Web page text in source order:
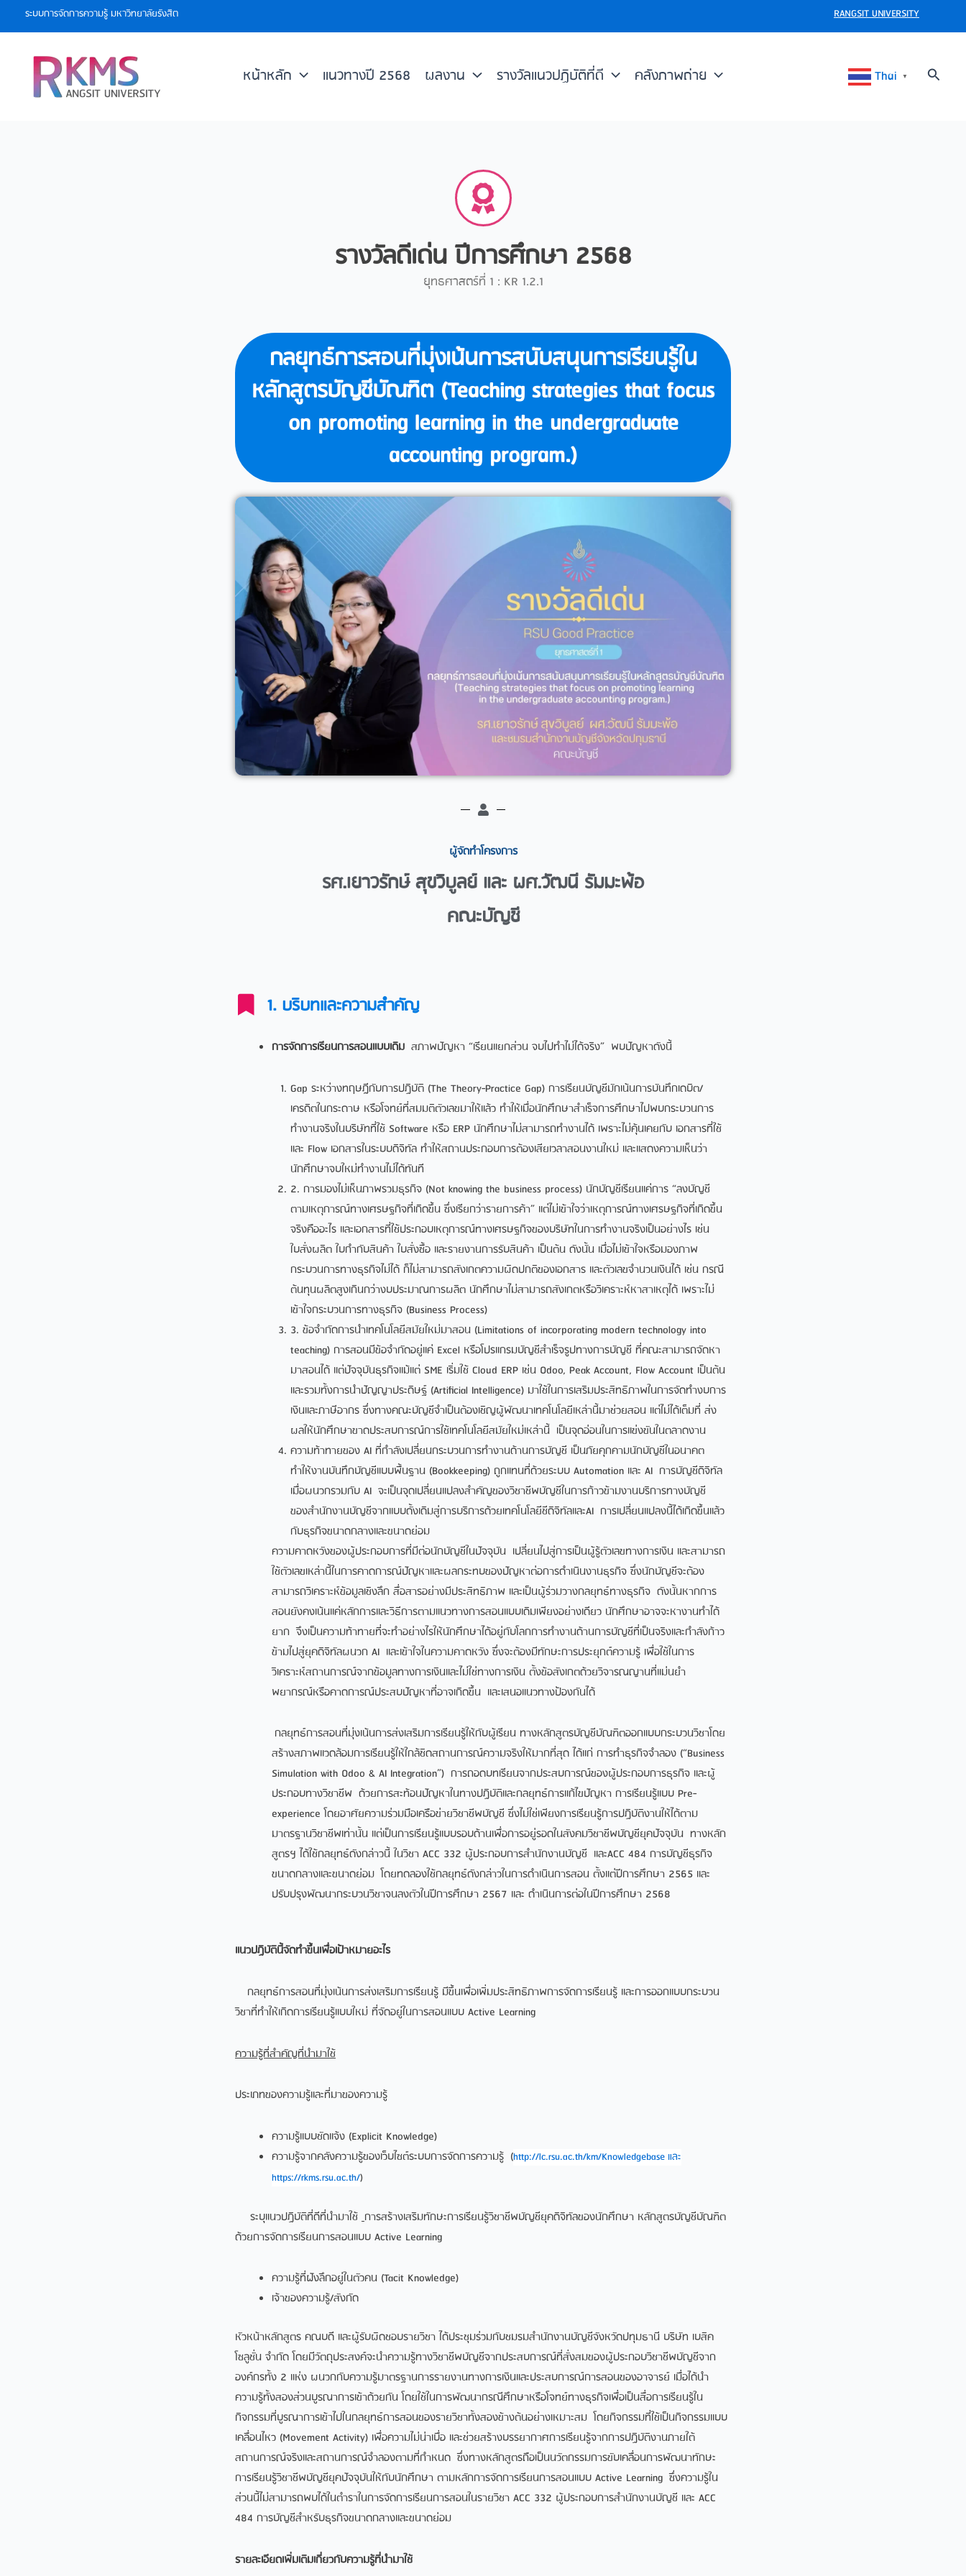
to
ระบบการจัดการความรู้ มหาวิทยาลัยรังสิต RANGSIT UNIVERSITY
หน้าหลัก แนวทางปี 2568 ผลงาน รางวัลแนวปฏิบัติที่ดี คลังภาพถ่าย Thai ▼ Search
รางวัลดีเด่น ปีการศึกษา 2568
ยุทธศาสตร์ที่ 1 : KR 1.2.1
กลยุทธ์การสอนที่มุ่งเน้นการสนับสนุนการเรียนรู้ใน
หลักสูตรบัญชีบัณฑิต (Teaching strategies that focus
on promoting learning in the undergraduate
accounting program.)
ผู้จัดทำโครงการ​
รศ.เยาวรักษ์ สุขวิบูลย์ และ ผศ.วัฒนี รัมมะพ้อ
คณะบัญชี
1. บริบทและความสำคัญ
การจัดการเรียนการสอนแบบเดิม สภาพปัญหา “เรียนแยกส่วน จบไปทำไม่ได้จริง” พบปัญหาดังนี้
Gap ระหว่างทฤษฎีกับการปฏิบัติ (The Theory-Practice Gap) การเรียนบัญชีมักเน้นการบันทึกเดบิต/
เครดิตในกระดาษ หรือโจทย์ที่สมมติตัวเลขมาให้แล้ว ทำให้เมื่อนักศึกษาสำเร็จการศึกษาไปพบกระบวนการ
ทำงานจริงในบริษัทที่ใช้ Software หรือ ERP นักศึกษาไม่สามารถทำงานได้ เพราะไม่คุ้นเคยกับ เอกสารที่ใช้
และ Flow เอกสารในระบบดิจิทัล ทำให้สถานประกอบการต้องเสียเวลาสอนงานใหม่ และแสดงความเห็นว่า
นักศึกษาจบใหม่ทำงานไม่ได้ทันที
2. การมองไม่เห็นภาพรวมธุรกิจ (Not knowing the business process) นักบัญชีเรียนแค่การ “ลงบัญชี
ตามเหตุการณ์ทางเศรษฐกิจที่เกิดขึ้น ซึ่งเรียกว่ารายการค้า” แต่ไม่เข้าใจว่าเหตุการณ์ทางเศรษฐกิจที่เกิดขึ้น
จริงคืออะไร และเอกสารที่ใช้ประกอบเหตุการณ์ทางเศรษฐกิจของบริษัทในการทำงานจริงเป็นอย่างไร เช่น
ใบสั่งผลิต ใบกำกับสินค้า ใบสั่งซื้อ และรายงานการรับสินค้า เป็นต้น ดังนั้น เมื่อไม่เข้าใจหรือมองภาพ
กระบวนการทางธุรกิจไม่ได้ ก็ไม่สามารถสังเกตความผิดปกติของเอกสาร และตัวเลขจำนวนเงินได้ เช่น กรณี
ต้นทุนผลิตสูงเกินกว่างบประมาณการผลิต นักศึกษาไม่สามารถสังเกตหรือวิเคราะห์หาสาเหตุได้ เพราะไม่
เข้าใจกระบวนการทางธุรกิจ (Business Process)
3. ข้อจำกัดการนำเทคโนโลยีสมัยใหม่มาสอน (Limitations of incorporating modern technology into
teaching) การสอนมีข้อจำกัดอยู่แค่ Excel หรือโปรแกรมบัญชีสำเร็จรูปทางการบัญชี ที่คณะสามารถจัดหา
มาสอนได้ แต่ปัจจุบันธุรกิจแม้แต่ SME เริ่มใช้ Cloud ERP เช่น Odoo, Peak Account, Flow Account เป็นต้น
และรวมทั้งการนำปัญญาประดิษฐ์ (Artificial Intelligence) มาใช้ในการเสริมประสิทธิภาพในการจัดทำงบการ
เงินและภาษีอากร ซึ่งทางคณะบัญชีจำเป็นต้องเชิญผู้พัฒนาเทคโนโลยีเหล่านี้มาช่วยสอน แต่ไม่ได้เต็มที่ ส่ง
ผลให้นักศึกษาขาดประสบการณ์การใช้เทคโนโลยีสมัยใหม่เหล่านี้ เป็นจุดอ่อนในการแข่งขันในตลาดงาน
ความท้าทายของ AI ที่กำลังเปลี่ยนกระบวนการทำงานด้านการบัญชี เป็นภัยคุกคามนักบัญชีในอนาคต
ทำให้งานบันทึกบัญชีแบบพื้นฐาน (Bookkeeping) ถูกแทนที่ด้วยระบบ Automation และ AI การบัญชีดิจิทัล
เมื่อผนวกรวมกับ AI จะเป็นจุดเปลี่ยนแปลงสำคัญของวิชาชีพบัญชีในการก้าวข้ามงานบริการทางบัญชี
ของสำนักงานบัญชีจากแบบดั้งเดิมสู่การบริการด้วยเทคโนโลยีชีดิจิทัลและAI การเปลี่ยนแปลงนี้ได้เกิดขึ้นแล้ว
กับธุรกิจขนาดกลางและขนาดย่อม
ความคาดหวังของผู้ประกอบการที่มีต่อนักบัญชีในปัจจุบัน เปลี่ยนไปสู่การเป็นผู้รู้ตัวเลขทางการเงิน และสามารถ
ใช้ตัวเลขเหล่านี้ในการคาดการณ์ปัญหาและผลกระทบของปัญหาต่อการดำเนินงานธุรกิจ ซึ่งนักบัญชีจะต้อง
สามารถวิเคราะห์ข้อมูลเชิงลึก สื่อสารอย่างมีประสิทธิภาพ และเป็นผู้ร่วมวางกลยุทธ์ทางธุรกิจ ดังนั้นหากการ
สอนยังคงเน้นแค่หลักการและวิธีการตามแนวทางการสอนแบบเดิมเพียงอย่างเดียว นักศึกษาอาจจะหางานทำได้
ยาก จึงเป็นความท้าทายที่จะทำอย่างไรให้นักศึกษาได้อยู่กับโลกการทำงานด้านการบัญชีที่เป็นจริงและกำลังก้าว
ข้ามไปสู่ยุคดิจิทัลผนวก AI และเข้าใจในความคาดหวัง ซึ่งจะต้องมีทักษะการประยุกต์ความรู้ เพื่อใช้ในการ
วิเคราะห์สถานการณ์จากข้อมูลทางการเงินและไม่ใช่ทางการเงิน ตั้งข้อสังเกตด้วยวิจารณญานที่แม่นยำ
พยากรณ์หรือคาดการณ์ประสบปัญหาที่อาจเกิดขึ้น และเสนอแนวทางป้องกันได้
กลยุทธ์การสอนที่มุ่งเน้นการส่งเสริมการเรียนรู้ให้กับผู้เรียน ทางหลักสูตรบัญชีบัณฑิตออกแบบกระบวนวิชาโดย
สร้างสภาพแวดล้อมการเรียนรู้ให้ใกล้ชิดสถานการณ์ความจริงให้มากที่สุด ได้แก่ การทำธุรกิจจำลอง (“Business
Simulation with Odoo & AI Integration”) การถอดบทเรียนจากประสบการณ์ของผู้ประกอบการธุรกิจ และผู้
ประกอบทางวิชาชีพ ด้วยการสะท้อนปัญหาในทางปฏิบัติและกลยุทธ์การแก้ไขปัญหา การเรียนรู้แบบ Pre-
experience โดยอาศัยความร่วมมือเครือข่ายวิชาชีพบัญชี ซึ่งไม่ใช่เพียงการเรียนรู้การปฏิบัติงานให้ได้ตาม
มาตรฐานวิชาชีพเท่านั้น แต่เป็นการเรียนรู้แบบรอบด้านเพื่อการอยู่รอดในสังคมวิชาชีพบัญชียุคปัจจุบัน ทางหลัก
สูตรฯ ได้ใช้กลยุทธ์ดังกล่าวนี้ ในวิชา ACC 332 ผู้ประกอบการสำนักงานบัญชี และACC 484 การบัญชีธุรกิจ
ขนาดกลางและขนาดย่อม โดยทดลองใช้กลยุทธ์ดังกล่าวในการดำเนินการสอน ตั้งแต่ปีการศึกษา 2565 และ
ปรับปรุงพัฒนากระบวนวิชาจนลงตัวในปีการศึกษา 2567 และ ดำเนินการต่อในปีการศึกษา 2568
แนวปฏิบัตินี้จัดทำขึ้นเพื่อเป้าหมายอะไร
กลยุทธ์การสอนที่มุ่งเน้นการส่งเสริมการเรียนรู้ มีขึ้นเพื่อเพิ่มประสิทธิภาพการจัดการเรียนรู้ และการออกแบบกระบวน
วิชาที่ทำให้เกิดการเรียนรู้แบบใหม่ ที่จัดอยู่ในการสอนแบบ Active Learning
ความรู้ที่สำคัญที่นำมาใช้
ประเภทของความรู้และที่มาของความรู้
ความรู้แบบชัดแจ้ง (Explicit Knowledge)
ความรู้จากคลังความรู้ของเว็บไซต์ระบบการจัดการความรู้ (http://lc.rsu.ac.th/km/Knowledgebase และ
https://rkms.rsu.ac.th/)
ระบุแนวปฏิบัติที่ดีที่นำมาใช้ การสร้างเสริมทักษะการเรียนรู้วิชาชีพบัญชียุคดิจิทัลของนักศึกษา หลักสูตรบัญชีบัณฑิต
ด้วยการจัดการเรียนการสอนแบบ Active Learning
ความรู้ที่ฝังลึกอยู่ในตัวคน (Tacit Knowledge)
เจ้าของความรู้/สังกัด
หัวหน้าหลักสูตร คณบดี และผู้รับผิดชอบรายวิชา ได้ประชุมร่วมกับชมรมสำนักงานบัญชีจังหวัดปทุมธานี บริษัท เบสิค
โซลูชั่น จํากัด โดยมีวัตถุประสงค์จะนำความรู้ทางวิชาชีพบัญชีจากประสบการณ์ที่สั่งสมของผู้ประกอบวิชาชีพบัญชีจาก
องค์กรทั้ง 2 แห่ง ผนวกกับความรู้มาตรฐานการรายงานทางการเงินและประสบการณ์การสอนของอาจารย์ เมื่อได้นำ
ความรู้ทั้งสองส่วนบูรณาการเข้าด้วยกัน โดยใช้ในการพัฒนากรณีศึกษาหรือโจทย์ทางธุรกิจเพื่อเป็นสื่อการเรียนรู้ใน
กิจกรรมที่บูรณาการเข้าไปในกลยุทธ์การสอนของรายวิชาทั้งสองข้างต้นอย่างเหมาะสม โดยกิจกรรมที่ใช้เป็นกิจกรรมแบบ
เคลื่อนไหว (Movement Activity) เพื่อความไม่น่าเบื่อ และช่วยสร้างบรรยากาศการเรียนรู้จากการปฏิบัติงานภายใต้
สถานการณ์จริงและสถานการณ์จำลองตามที่กำหนด ซึ่งทางหลักสูตรถือเป็นนวัตกรรมการขับเคลื่อนการพัฒนาทักษะ
การเรียนรู้วิชาชีพบัญชียุคปัจจุบันให้กับนักศึกษา ตามหลักการจัดการเรียนการสอนแบบ Active Learning ซึ่งความรู้ใน
ส่วนนี้ไม่สามารถพบได้ในตำราในการจัดการเรียนการสอนในรายวิชา ACC 332 ผู้ประกอบการสำนักงานบัญชี และ ACC
484 การบัญชีสำหรับธุรกิจขนาดกลางและขนาดย่อม
รายละเอียดเพิ่มเติมเกี่ยวกับความรู้ที่นำมาใช้